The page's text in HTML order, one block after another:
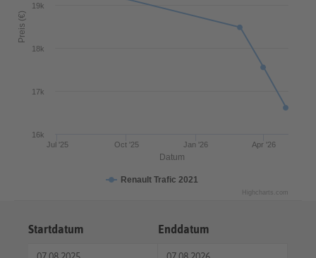
Datum
Preis (€)
Renault Trafic 2021
Jul '25 Oct '25 Jan '26 Apr '26
16k
17k
18k
19k
Highcharts.com
Startdatum Enddatum